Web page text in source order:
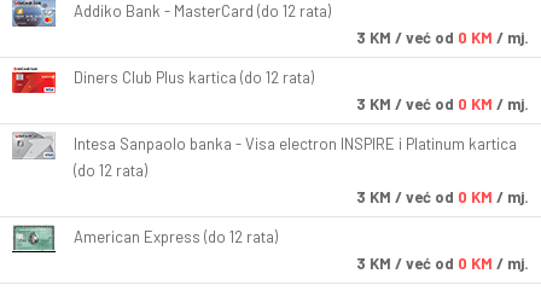
Addiko Bank - MasterCard (do 12 rata)
3 KM / već od 0 KM / mj.
Diners Club Plus kartica (do 12 rata)
3 KM / već od 0 KM / mj.
Intesa Sanpaolo banka - Visa electron INSPIRE i Platinum kartica
(do 12 rata)
3 KM / već od 0 KM / mj.
American Express (do 12 rata)
3 KM / već od 0 KM / mj.